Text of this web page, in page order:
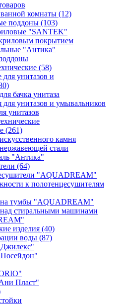
комнаты (12)
поддоны (103)
"SANTEK"
покрытием
"Антика"
(58)
унитазов и
бачка унитаза
для унитазов и умывальников
унитазов
(261)
камня
стали
"Антика"
(64)
"AQUADREAM"
к полотенцесушителям
тумбы "AQUADREAM"
стиральными машинами
изделия (40)
воды (87)
Пласт"